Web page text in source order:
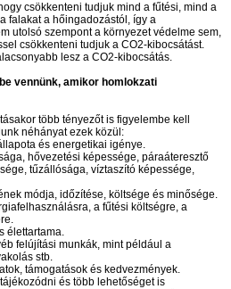
csökkenteni tudjuk mind a fűtési, mind a
falakat a hőingadozástól, így a
utolsó szempont a környezet védelme sem,
csökkenteni tudjuk a CO2-kibocsátást.
lesz a CO2-kibocsátás.
vennünk, amikor homlokzati
több tényezőt is figyelembe kell
néhányat ezek közül:
és energetikai igénye.
hővezetési képessége, páraáteresztő
tűzállósága, víztaszító képessége,
módja, időzítése, költsége és minősége.
a fűtési költségre, a
élettartama.
felújítási munkák, mint például a
stb.
támogatások és kedvezmények.
és több lehetőséget is